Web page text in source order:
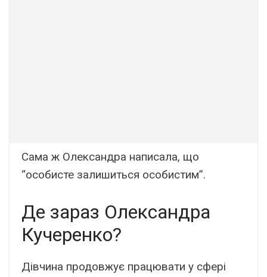
Сама ж Олександра написала, що
“особисте залишиться особистим”.
Де зараз Олександра
Кучеренко?
Дівчина продовжує працювати у сфері